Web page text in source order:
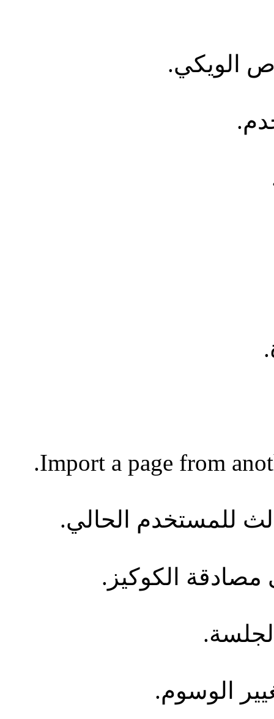
الويكي.
Import a page from
للمستخدم الحالي.
الكوكيز.
الوسوم.